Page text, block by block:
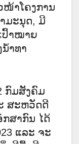
ໜ້າໂຄງການ
ມະນຸດ, ມີ
ປົ້າໝາຍ
າທາ
ກົມສັງຄົມ
ສະຫວັດດີ
ສາກົນ ໄດ້
ແລະ ຈະ